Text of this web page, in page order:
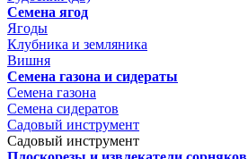
Семена ягод
Ягоды
Клубника и земляника
Вишня
Семена газона и сидераты
Семена газона
Семена сидератов
Садовый инструмент
Садовый инструмент